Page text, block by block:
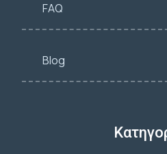
FAQ
Blog